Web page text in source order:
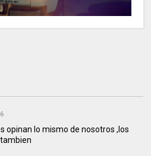
opinan lo mismo de nosotros ,los